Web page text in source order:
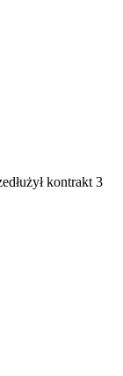
kontrakt 3